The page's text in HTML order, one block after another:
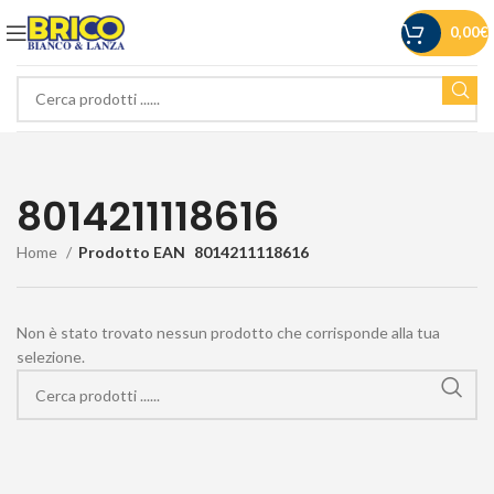
0,00€
8014211118616
Home Prodotto EAN 8014211118616
Non è stato trovato nessun prodotto che corrisponde alla tua
selezione.